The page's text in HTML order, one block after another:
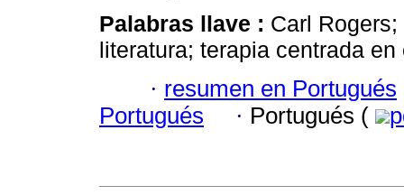
Palabras llave : Carl
literatura; terapia centrada en
· resumen en Portugués
Portugués
· Portugués (